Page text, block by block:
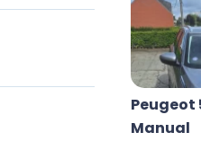
Peugeot
Manual